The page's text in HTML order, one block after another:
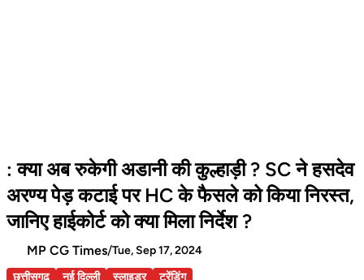
: क्या अब रुकेगी अडानी की कुल्हाड़ी ? SC ने हसदेव
अरण्य पेड़ कटाई पर HC के फैसले को किया निरस्त,
जानिए हाईकोर्ट को क्या मिला निर्देश ?
MP CG Times/Tue, Sep 17, 2024
छत्तीसगढ़
नई दिल्ली स्लाइडर ट्रेंडिंग